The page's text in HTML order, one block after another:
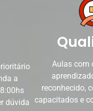
a
dúvida
Aulas com
reconhecido,
capacitados e